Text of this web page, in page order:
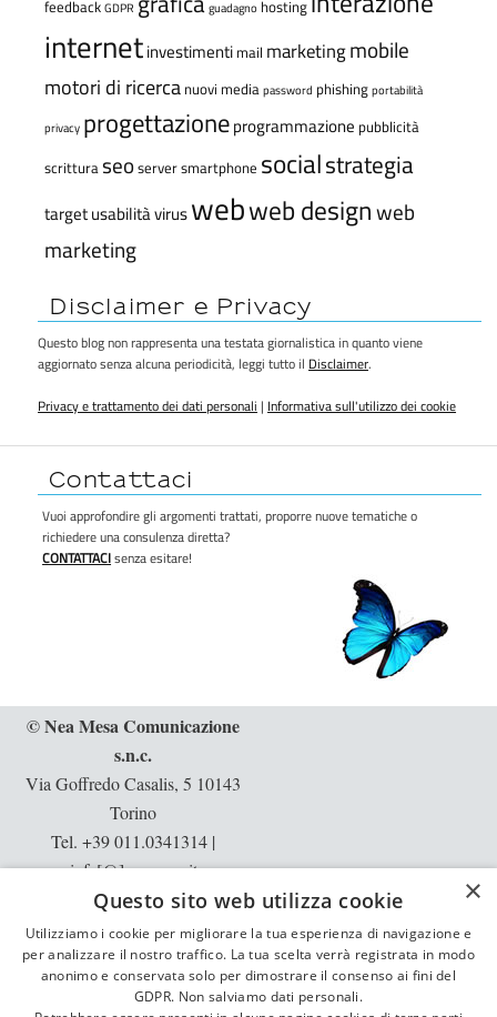
feedbackGDPR guadagno hosting
internetinvestimentimail marketingmobile
motori di ricercanuovi mediapassword phishingportabilità
privacy progettazioneprogrammazione pubblicità
scritturaseoserversmartphone socialstrategia
targetusabilitàviruswebweb designweb
marketing
Disclaimer e Privacy
Questo blog non rappresenta una testata giornalistica in quanto viene
aggiornato senza alcuna periodicità, leggi tutto ilDisclaimer.
Privacy e trattamento dei dati personali|Informativa sull'utilizzo dei cookie
Contattaci
Vuoi approfondire gli argomenti trattati, proporre nuove tematiche o
richiedere una consulenza diretta?
CONTATTACIsenza esitare!
© Nea Mesa Comunicazione
s.n.c.
Via Goffredo Casalis, 5 10143
Torino
Tel. +39 011.0341314 |
info[@]neamesa.it
p.iva: 10397540013 | rea: TO -
1129913
Informative:privacy|cookie
×
Questo sito web utilizza cookie
Utilizziamo i cookie per migliorare la tua esperienza di navigazione e
per analizzare il nostro traffico. La tua scelta verrà registrata in modo
anonimo e conservata solo per dimostrare il consenso ai fini del
GDPR. Non salviamo dati personali.